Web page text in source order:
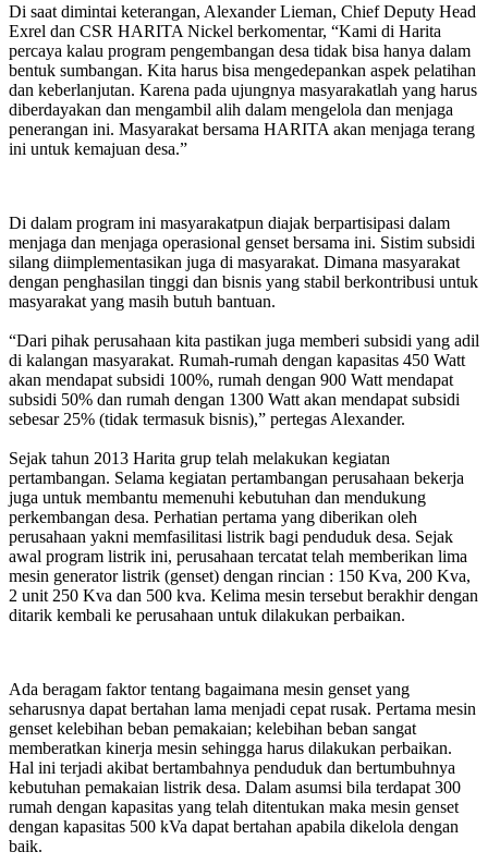
Di saat dimintai keterangan, Alexander Lieman, Chief Deputy Head
Exrel dan CSR HARITA Nickel berkomentar, “Kami di Harita
percaya kalau program pengembangan desa tidak bisa hanya dalam
bentuk sumbangan. Kita harus bisa mengedepankan aspek pelatihan
dan keberlanjutan. Karena pada ujungnya masyarakatlah yang harus
diberdayakan dan mengambil alih dalam mengelola dan menjaga
penerangan ini. Masyarakat bersama HARITA akan menjaga terang
ini untuk kemajuan desa.”
Di dalam program ini masyarakatpun diajak berpartisipasi dalam
menjaga dan menjaga operasional genset bersama ini. Sistim subsidi
silang diimplementasikan juga di masyarakat. Dimana masyarakat
dengan penghasilan tinggi dan bisnis yang stabil berkontribusi untuk
masyarakat yang masih butuh bantuan.
“Dari pihak perusahaan kita pastikan juga memberi subsidi yang adil
di kalangan masyarakat. Rumah-rumah dengan kapasitas 450 Watt
akan mendapat subsidi 100%, rumah dengan 900 Watt mendapat
subsidi 50% dan rumah dengan 1300 Watt akan mendapat subsidi
sebesar 25% (tidak termasuk bisnis),” pertegas Alexander.
Sejak tahun 2013 Harita grup telah melakukan kegiatan
pertambangan. Selama kegiatan pertambangan perusahaan bekerja
juga untuk membantu memenuhi kebutuhan dan mendukung
perkembangan desa. Perhatian pertama yang diberikan oleh
perusahaan yakni memfasilitasi listrik bagi penduduk desa. Sejak
awal program listrik ini, perusahaan tercatat telah memberikan lima
mesin generator listrik (genset) dengan rincian : 150 Kva, 200 Kva,
2 unit 250 Kva dan 500 kva. Kelima mesin tersebut berakhir dengan
ditarik kembali ke perusahaan untuk dilakukan perbaikan.
Ada beragam faktor tentang bagaimana mesin genset yang
seharusnya dapat bertahan lama menjadi cepat rusak. Pertama mesin
genset kelebihan beban pemakaian; kelebihan beban sangat
memberatkan kinerja mesin sehingga harus dilakukan perbaikan.
Hal ini terjadi akibat bertambahnya penduduk dan bertumbuhnya
kebutuhan pemakaian listrik desa. Dalam asumsi bila terdapat 300
rumah dengan kapasitas yang telah ditentukan maka mesin genset
dengan kapasitas 500 kVa dapat bertahan apabila dikelola dengan
baik.